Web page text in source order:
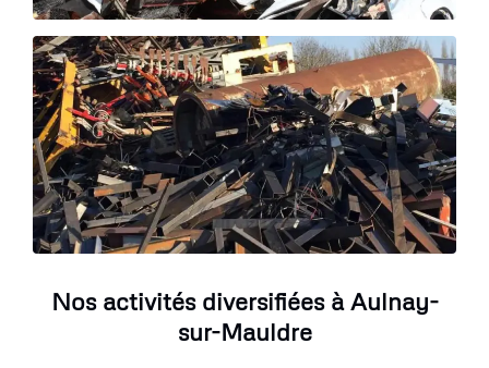
Nos activités diversifiées à Aulnay-
sur-Mauldre